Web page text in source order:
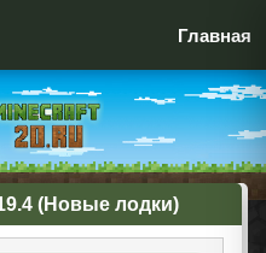
Главная
(Новые лодки)